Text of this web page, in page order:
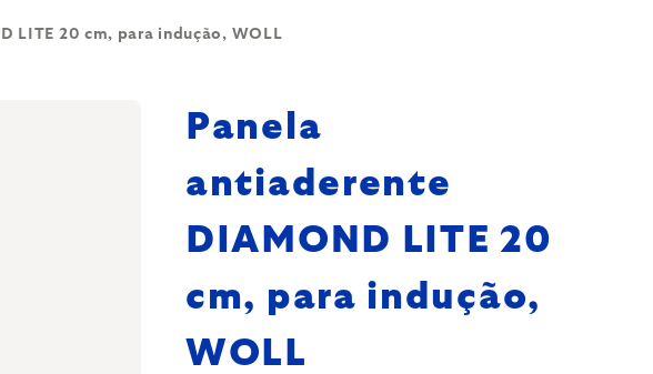
LITE 20 cm, para indução, WOLL
Panela
antiaderente
DIAMOND LITE 20
cm, para indução,
WOLL